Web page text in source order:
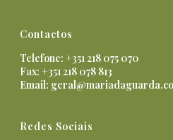
Contactos
Telefone: +351 218 075 070
Fax: +351 218 078 813
Email:
Redes Sociais